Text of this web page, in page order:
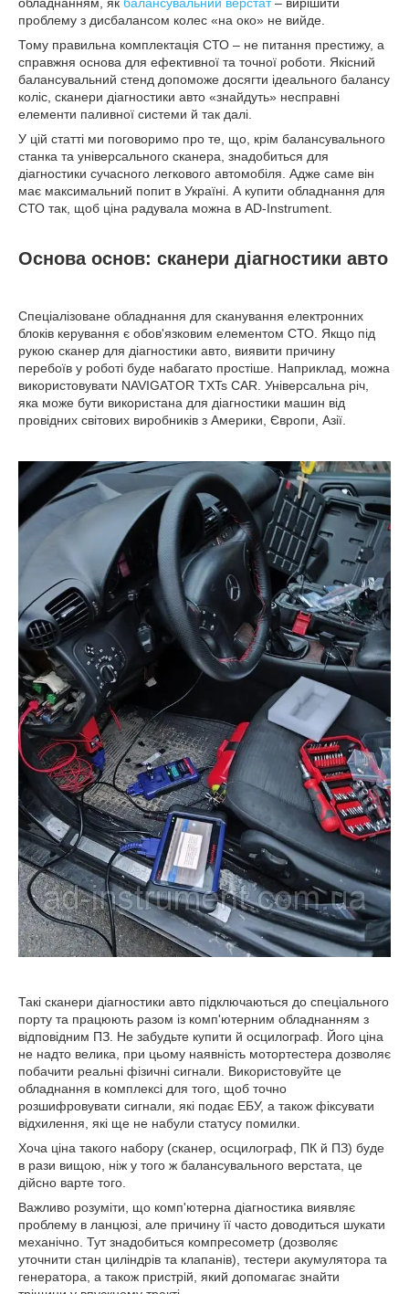
проблему з дисбалансом колес «на око» не вийде.
Тому правильна комплектація СТО – не питання престижу, а
справжня основа для ефективної та точної роботи. Якісний
балансувальний стенд допоможе досягти ідеального балансу
коліс, сканери діагностики авто «знайдуть» несправні
елементи паливної системи й так далі.
У цій статті ми поговоримо про те, що, крім балансувального
станка та універсального сканера, знадобиться для
діагностики сучасного легкового автомобіля. Адже саме він
має максимальний попит в Україні. А купити обладнання для
СТО так, щоб ціна радувала можна в AD-Instrument.
Основа основ: сканери діагностики авто
Спеціалізоване обладнання для сканування електронних
блоків керування є обов'язковим елементом СТО. Якщо під
рукою сканер для діагностики авто, виявити причину
перебоїв у роботі буде набагато простіше. Наприклад, можна
використовувати NAVIGATOR TXTs CAR. Універсальна річ,
яка може бути використана для діагностики машин від
провідних світових виробників з Америки, Європи, Азії.
Такі сканери діагностики авто підключаються до спеціального
порту та працюють разом із комп'ютерним обладнанням з
відповідним ПЗ. Не забудьте купити й осцилограф. Його ціна
не надто велика, при цьому наявність мотортестера дозволяє
побачити реальні фізичні сигнали. Використовуйте це
обладнання в комплексі для того, щоб точно
розшифровувати сигнали, які подає ЕБУ, а також фіксувати
відхилення, які ще не набули статусу помилки.
Хоча ціна такого набору (сканер, осцилограф, ПК й ПЗ) буде
в рази вищою, ніж у того ж балансувального верстата, це
дійсно варте того.
Важливо розуміти, що комп'ютерна діагностика виявляє
проблему в ланцюзі, але причину її часто доводиться шукати
механічно. Тут знадобиться компресометр (дозволяє
уточнити стан циліндрів та клапанів), тестери акумулятора та
генератора, а також пристрій, який допомагає знайти